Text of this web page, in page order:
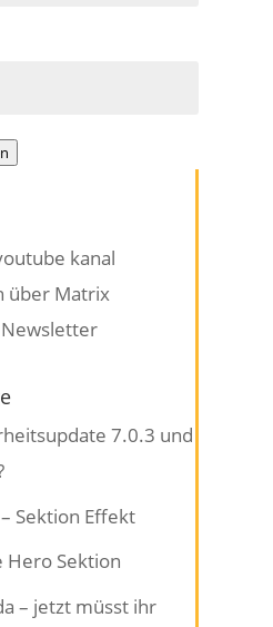
7.0.3 und
Sektion Effekt
Hero Sektion
– jetzt müsst ihr